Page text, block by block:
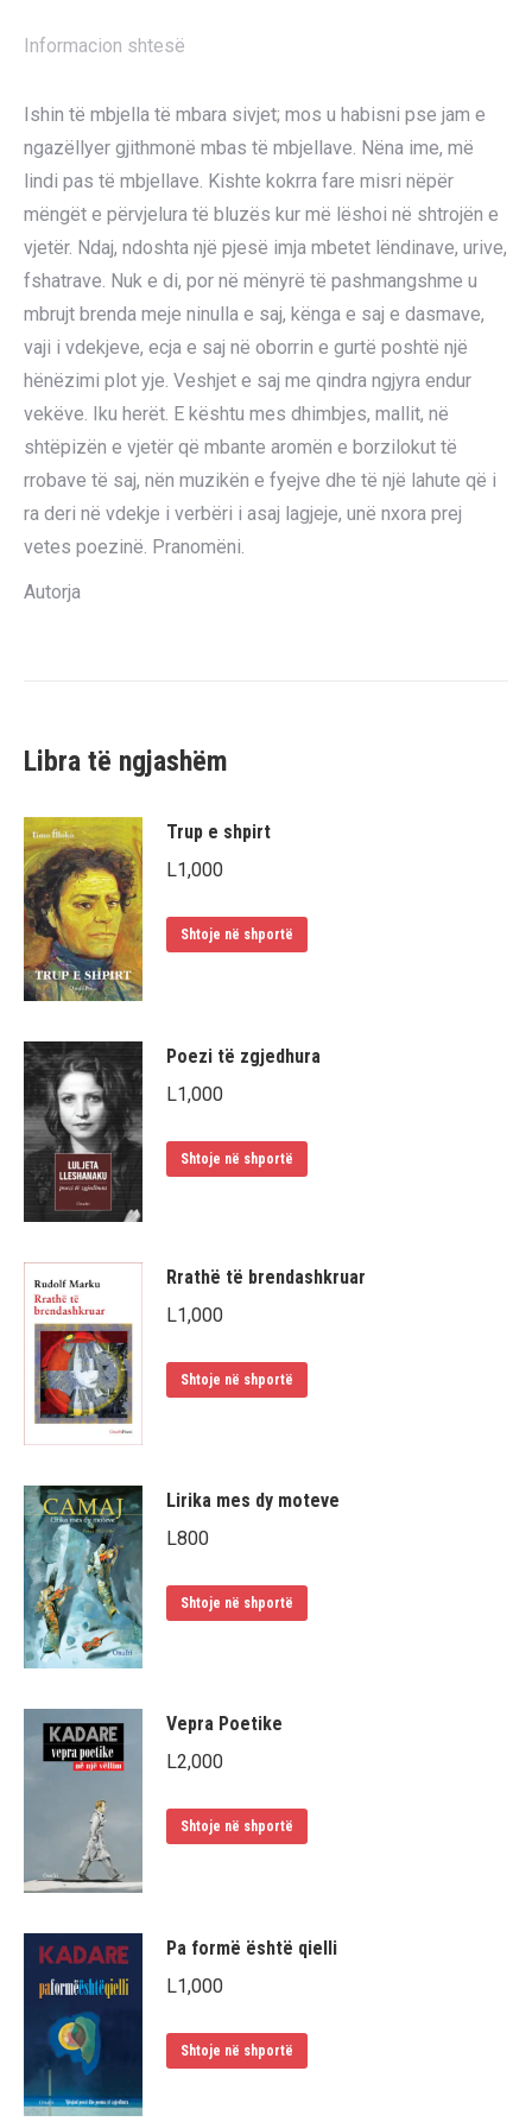
Informacion shtesë
Ishin të mbjella të mbara sivjet; mos u habisni pse jam e
ngazëllyer gjithmonë mbas të mbjellave. Nëna ime, më
lindi pas të mbjellave. Kishte kokrra fare misri nëpër
mëngët e përvjelura të bluzës kur më lëshoi në shtrojën e
vjetër. Ndaj, ndoshta një pjesë imja mbetet lëndinave, urive,
fshatrave. Nuk e di, por në mënyrë të pashmangshme u
mbrujt brenda meje ninulla e saj, kënga e saj e dasmave,
vaji i vdekjeve, ecja e saj në oborrin e gurtë poshtë një
hënëzimi plot yje. Veshjet e saj me qindra ngjyra endur
vekëve. Iku herët. E kështu mes dhimbjes, mallit, në
shtëpizën e vjetër që mbante aromën e borzilokut të
rrobave të saj, nën muzikën e fyejve dhe të një lahute që i
ra deri në vdekje i verbëri i asaj lagjeje, unë nxora prej
vetes poezinë. Pranomëni.
Autorja
Libra të ngjashëm
Trup e shpirt
L1,000
Shtoje në shportë
Poezi të zgjedhura
L1,000
Shtoje në shportë
Rrathë të brendashkruar
L1,000
Shtoje në shportë
Lirika mes dy moteve
L800
Shtoje në shportë
Vepra Poetike
L2,000
Shtoje në shportë
Pa formë është qielli
L1,000
Shtoje në shportë